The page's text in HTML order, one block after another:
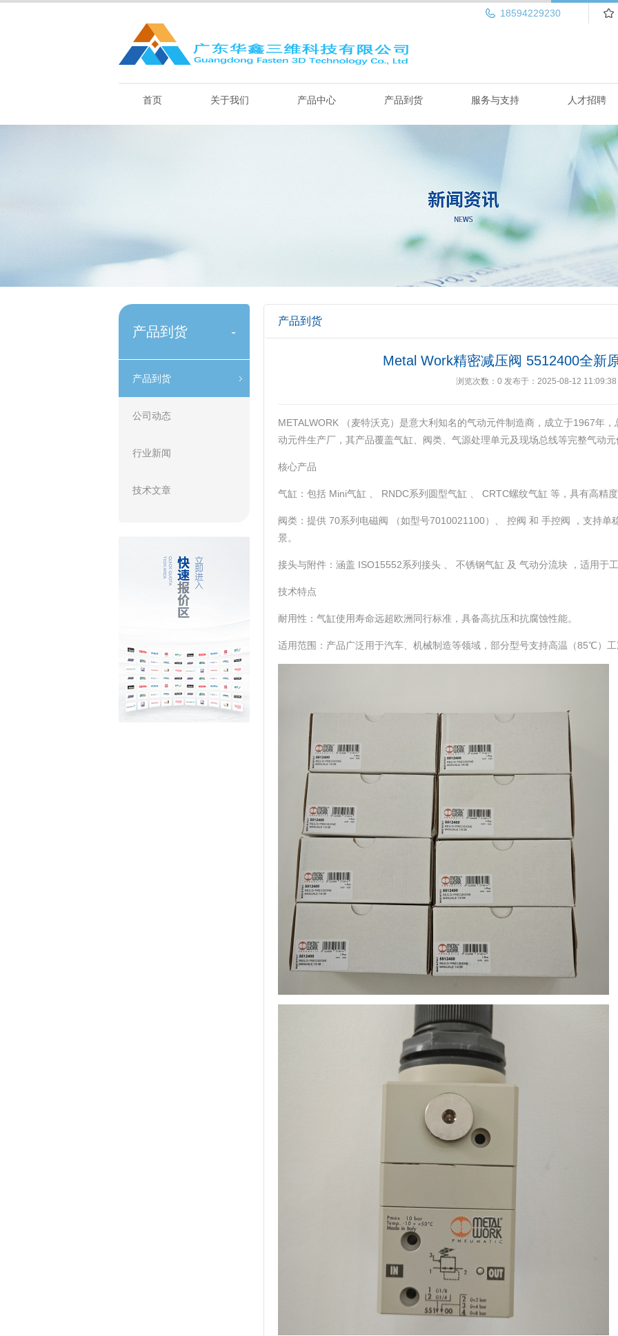
18594229230
首页 关于我们 产品中心 产品到货 服务与支持 人才招聘
产品到货 -
产品到货
公司动态
行业新闻
技术文章
产品到货
Metal Work精密减压阀 5512400全新
浏览次数： 0 发布于：2025-08-12 11:09:38
METALWORK （麦特沃克）是意大利知名的气动元件制造商，成立于1967年
动元件生产厂，其产品覆盖气缸、阀类、气源处理单元及现场总线等完整气动
核心产品
气缸‌：包括 Mini气缸 、 RNDC系列圆型气缸 、 CRTC螺纹气缸 等，具有高精
阀类‌：提供 70系列电磁阀 （如型号7010021100）、 控阀 和 手控阀 ，支持单
景。 ‌
接头与附件‌：涵盖 ISO15552系列接头 、 不锈钢气缸 及 气动分流块 ，适用于
技术特点
‌耐用性‌：气缸使用寿命远超欧洲同行标准，具备高抗压和抗腐蚀性能。
适用范围‌：产品广泛用于汽车、机械制造等领域，部分型号支持高温（85℃）